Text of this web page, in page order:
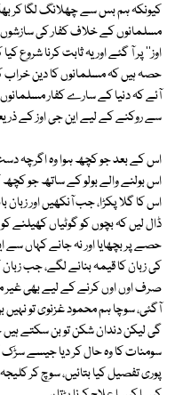
کیونکہ ہم بس سے چھلانگ لگا کر
مسلمانوں کے خلاف کفار کی
اوز'' پر آ گئے اور یہ ثابت کرنا شروع
حصہ ہیں کہ مسلمانوں کا دین خراب
آئے کہ دنیا کے سارے کفار
سے روکنے کے لیے این جی اوز کے
اس کے بعد جو کچھ ہوا وہ اگرچہ
اس بولنے والے بولو کے ساتھ جو
اس کا گلا پکڑا، جب آنکھیں اور زبان
ڈال لیں کہ بچوں کو گوٹیاں کھیلنے
حصے پر بچھایا اور نہ جانے کہاں
کی زبان کا قیمہ بنانے لگے، جب
صرف اوں اوں کرنے کے لیے بھی غیر
آگئی، سوچا ہم محمود غزنوی تو
گی لیکن دندان شکن تو بن سکتے ہیں
سومنات کا وہ حال کر دیا جیسے سڑک
پوری تفصیل کیا بتائیں، سوچ کر